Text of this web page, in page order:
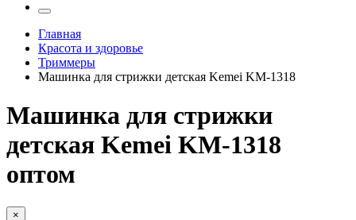
Главная
Красота и здоровье
Триммеры
Машинка для стрижки детская Kemei KM-1318
Машинка для стрижки
детская Kemei KM-1318
оптом
×